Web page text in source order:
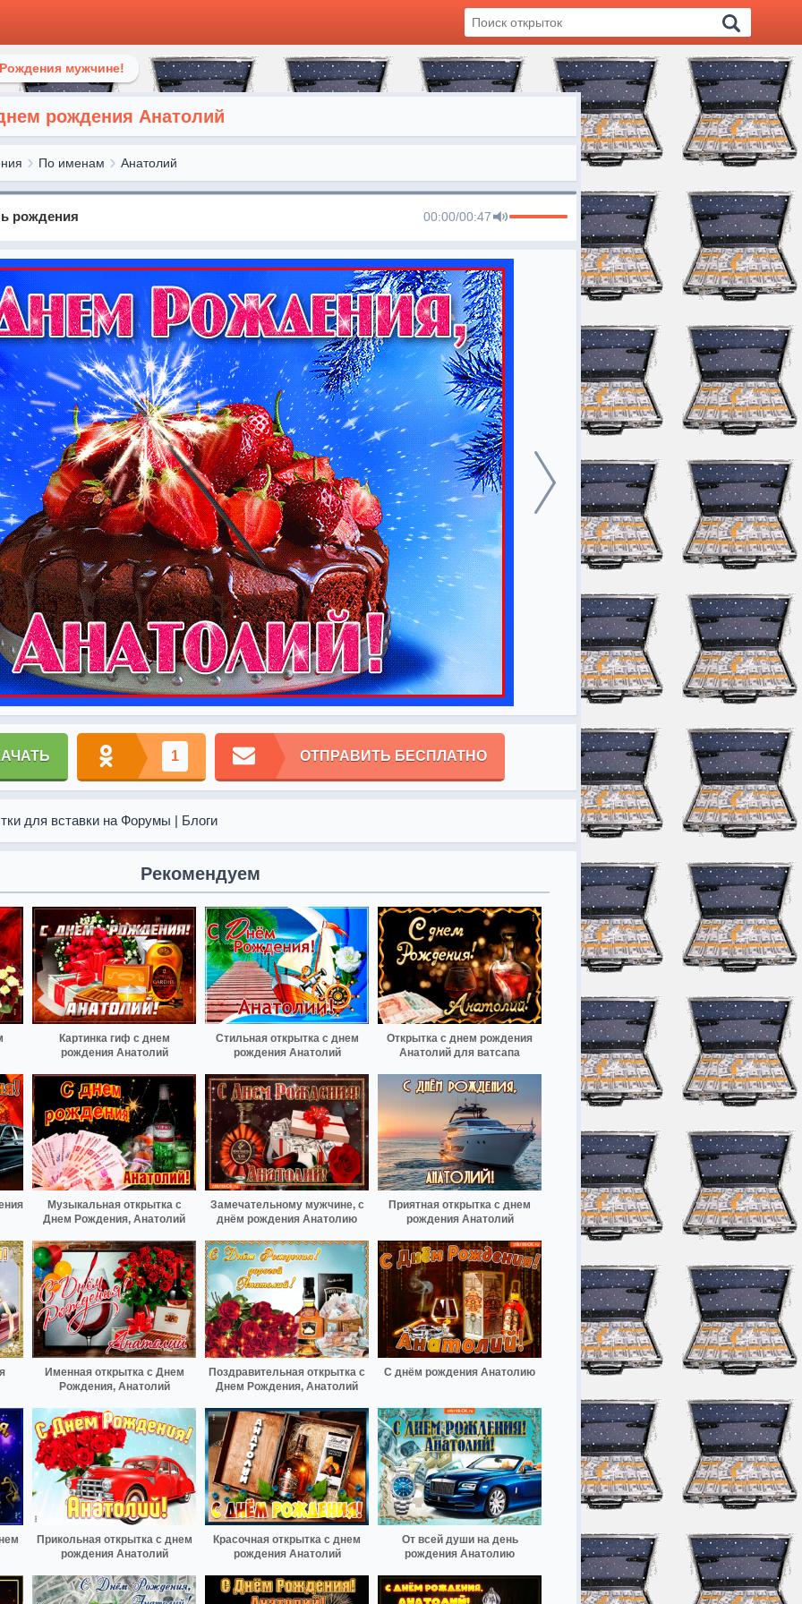
мужчине!
рождения Анатолий
По именам Анатолий
рождения 00:00/00:47
1 ОТПРАВИТЬ БЕСПЛАТНО
для вставки на Форумы | Блоги
Рекомендуем
Картинка гиф с днем
рождения Анатолий
Стильная открытка с днем
рождения Анатолий
Открытка с днем рождения
Анатолий для ватсапа
Музыкальная открытка с
Днем Рождения, Анатолий
Замечательному мужчине, с
днём рождения Анатолию
Приятная открытка с днем
рождения Анатолий
Именная открытка с Днем
Рождения, Анатолий
Поздравительная открытка с
Днем Рождения, Анатолий
С днём рождения Анатолию
Прикольная открытка с днем
рождения Анатолий
Красочная открытка с днем
рождения Анатолий
От всей души на день
рождения Анатолию